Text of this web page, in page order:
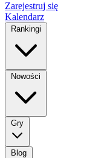
Zarejestruj się
Kalendarz
Rankingi
Nowości
Gry
Blog